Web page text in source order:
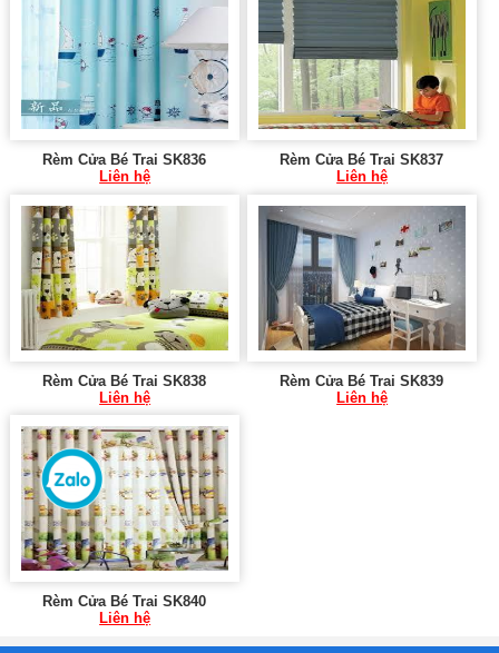
Rèm Cửa Bé Trai SK836
Liên hệ
Rèm Cửa Bé Trai SK837
Liên hệ
Rèm Cửa Bé Trai SK838
Liên hệ
Rèm Cửa Bé Trai SK839
Liên hệ
Rèm Cửa Bé Trai SK840
Liên hệ